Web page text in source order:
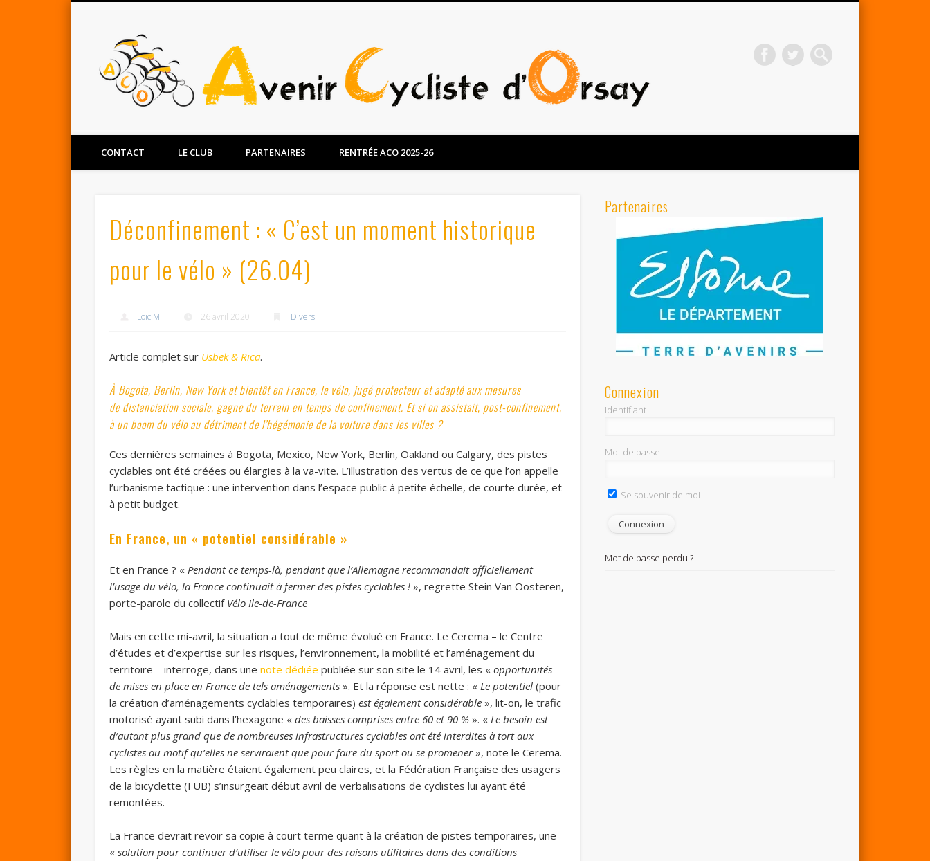
Avenir Cycliste d'Orsay
Twitter
CONTACT LE CLUB PARTENAIRES RENTRÉE ACO 2025-26
Déconfinement : « C’est un moment historique
pour le vélo » (26.04)
Loic M 26 avril 2020 Divers
Article complet sur Usbek & Rica.
À Bogota, Berlin, New York et bientôt en France, le vélo, jugé protecteur et adapté aux mesures
de distanciation sociale, gagne du terrain en temps de confinement. Et si on assistait, post-confinement,
à un boom du vélo au détriment de l’hégémonie de la voiture dans les villes ?
Ces dernières semaines à Bogota, Mexico, New York, Berlin, Oakland ou Calgary, des pistes
cyclables ont été créées ou élargies à la va-vite. L’illustration des vertus de ce que l’on appelle
l’urbanisme tactique : une intervention dans l’espace public à petite échelle, de courte durée, et
à petit budget.
En France, un « potentiel considérable »
Et en France ? «Pendant ce temps-là, pendant que l’Allemagne recommandait officiellement
l’usage du vélo, la France continuait à fermer des pistes cyclables !», regrette Stein Van Oosteren,
porte-parole du collectif Vélo Ile-de-France
Mais en cette mi-avril, la situation a tout de même évolué en France. Le Cerema – le Centre
d’études et d’expertise sur les risques, l’environnement, la mobilité et l’aménagement du
territoire – interroge, dans unenote dédiée publiée sur son site le 14 avril, les «opportunités
de mises en place en France de tels aménagements». Et la réponse est nette : «Le potentiel (pour
la création d’aménagements cyclables temporaires)est également considérable», lit-on, le trafic
motorisé ayant subi dans l’hexagone «des baisses comprises entre 60 et 90 %». «Le besoin est
d’autant plus grand que de nombreuses infrastructures cyclables ont été interdites à tort aux
cyclistes au motif qu’elles ne serviraient que pour faire du sport ou se promener», note le Cerema.
Les règles en la matière étaient également peu claires, et la Fédération Française des usagers
de la bicyclette (FUB) s’insurgeait début avril de verbalisations de cyclistes lui ayant été
remontées.
La France devrait revoir sa copie à court terme quant à la création de pistes temporaires, une
«solution pour continuer d’utiliser le vélo pour des raisons utilitaires dans des conditions
Partenaires
Connexion
Identifiant
Mot de passe
Se souvenir de moi
Mot de passe perdu ?